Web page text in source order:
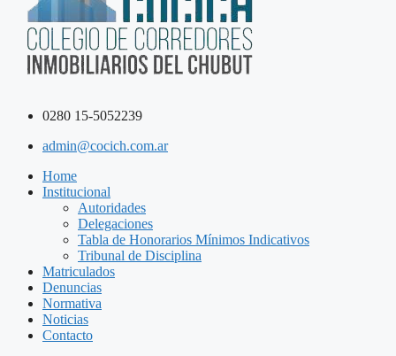
0280 15-5052239
admin@cocich.com.ar
Home
Institucional
Autoridades
Delegaciones
Tabla de Honorarios Mínimos Indicativos
Tribunal de Disciplina
Matriculados
Denuncias
Normativa
Noticias
Contacto